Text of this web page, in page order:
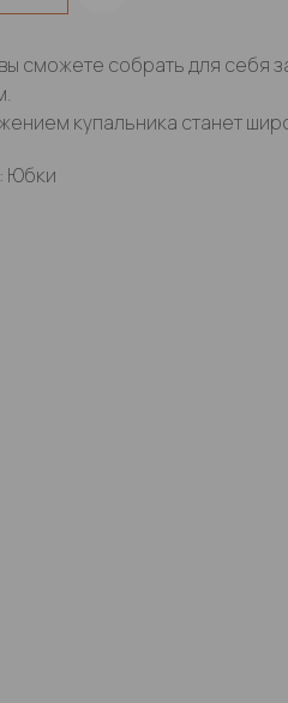
сможете собрать для себя
купальника станет
Юбки